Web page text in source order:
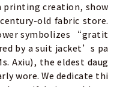
creation, show
old fabric store.
symbolizes “gratit
by a suit jacket’s pa
Axiu), the eldest daug
wore. We dedicate thi